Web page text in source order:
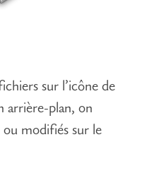
sur l’icône de
arrière-plan, on
ou modifiés sur le